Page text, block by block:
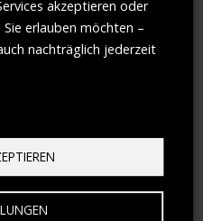
I HYBRID
akzeptieren oder
erlauben möchten –
nachträglich jederzeit